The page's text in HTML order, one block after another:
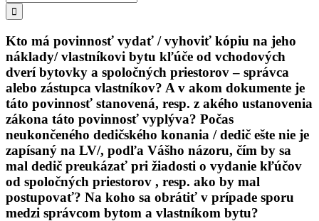
Kto má povinnosť vydať / vyhoviť kópiu na jeho
náklady/ vlastníkovi bytu kľúče od vchodových
dverí bytovky a spoločných priestorov – správca
alebo zástupca vlastníkov? A v akom dokumente je
táto povinnosť stanovená, resp. z akého ustanovenia
zákona táto povinnosť vyplýva? Počas
neukončeného dedičského konania / dedič ešte nie je
zapísaný na LV/, podľa Vášho názoru, čím by sa
mal dedič preukázať pri žiadosti o vydanie kľúčov
od spoločných priestorov , resp. ako by mal
postupovať? Na koho sa obrátiť v prípade sporu
medzi správcom bytom a vlastníkom bytu?